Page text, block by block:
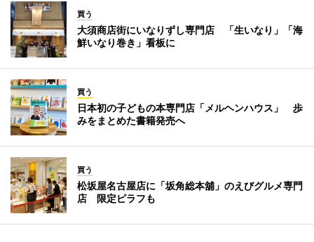
買う
大須商店街にいなりずし専門店 「生いなり」「海
鮮いなり巻き」看板に
買う
日本初の子どもの本専門店「メルヘンハウス」 歩
みをまとめた書籍発売へ
買う
松坂屋名古屋店に「坂角総本舖」のえびグルメ専門
店 限定ピラフも